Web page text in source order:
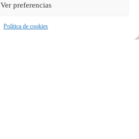
Ver preferencias
Política de cookies